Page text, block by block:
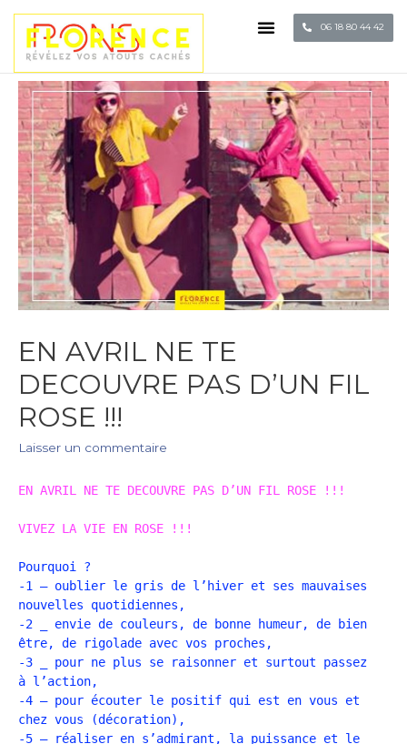
06 18 80 44 42
EN AVRIL NE TE
DECOUVRE PAS D’UN FIL
ROSE !!!
Laisser un commentaire
EN AVRIL NE TE DECOUVRE PAS D’UN FIL ROSE !!!
VIVEZ LA VIE EN ROSE !!!
Pourquoi ?
-1 – oublier le gris de l’hiver et ses mauvaises
nouvelles quotidiennes,
-2 _ envie de couleurs, de bonne humeur, de bien
être, de rigolade avec vos proches,
-3 _ pour ne plus se raisonner et surtout passez
à l’action,
-4 – pour écouter le positif qui est en vous et
chez vous (décoration),
-5 – réaliser en s’admirant, la puissance et le